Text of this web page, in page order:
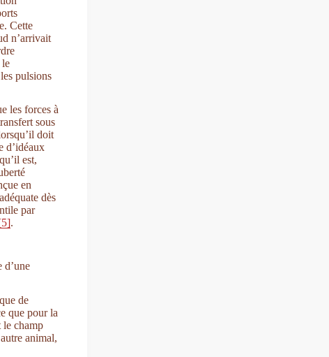
Cette
n’arrivait
le
pulsions
les forces à
sous
doit
d’idéaux
est,
en
dès
par
.
d’une
de
que pour la
le champ
animal,